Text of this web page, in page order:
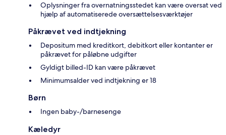
Oplysninger fra overnatningsstedet kan være oversat ved
hjælp af automatiserede oversættelsesværktøjer
Påkrævet ved indtjekning
Depositum med kreditkort, debitkort eller kontanter er
påkrævet for påløbne udgifter
Gyldigt billed-ID kan være påkrævet
Minimumsalder ved indtjekning er 18
Børn
Ingen baby-/barnesenge
Kæledyr